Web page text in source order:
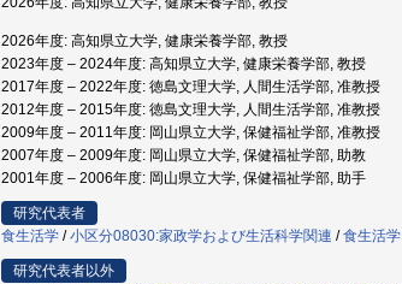
2026年度: 高知県立大学, 健康栄養学部, 教授
2023年度 – 2024年度: 高知県立大学, 健康栄養学部, 教授
2017年度 – 2022年度: 徳島文理大学, 人間生活学部, 准教授
2012年度 – 2015年度: 徳島文理大学, 人間生活学部, 准教授
2009年度 – 2011年度: 岡山県立大学, 保健福祉学部, 准教授
2007年度 – 2009年度: 岡山県立大学, 保健福祉学部, 助教
2001年度 – 2006年度: 岡山県立大学, 保健福祉学部, 助手
研究代表者
食生活学 /小区分08030:家政学および生活科学関連 /食生活学
研究代表者以外